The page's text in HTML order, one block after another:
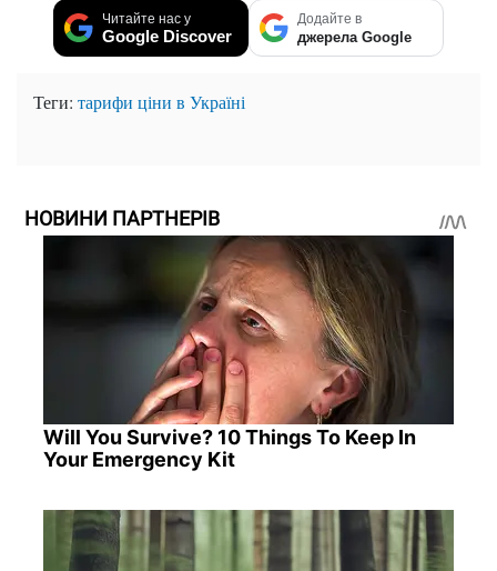
Читайте нас у
Google Discover
Додайте в
джерела Google
Теги: тарифи ціни в Україні
НОВИНИ ПАРТНЕРІВ
Will You Survive? 10 Things To Keep In
Your Emergency Kit